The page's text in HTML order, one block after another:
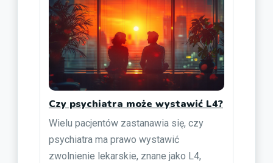
Czy psychiatra może wystawić L4?
Wielu pacjentów zastanawia się, czy
psychiatra ma prawo wystawić
zwolnienie lekarskie, znane jako L4,